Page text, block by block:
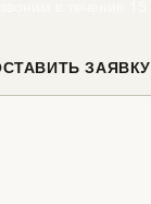
ЗАЯВКУ